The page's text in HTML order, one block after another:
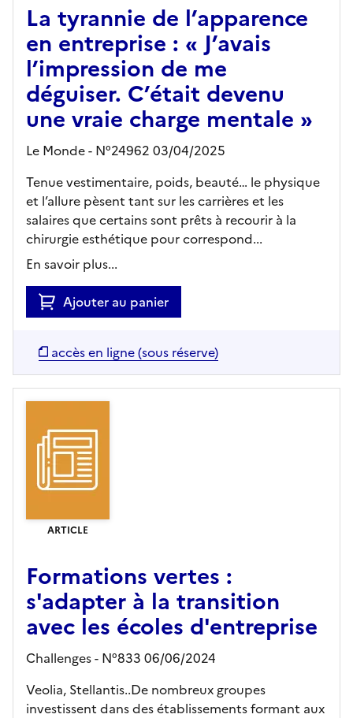
La tyrannie de l’apparence
en entreprise : « J’avais
l’impression de me
déguiser. C’était devenu
une vraie charge mentale »
Le Monde - N°24962 03/04/2025
Tenue vestimentaire, poids, beauté… le physique
et l’allure pèsent tant sur les carrières et les
salaires que certains sont prêts à recourir à la
chirurgie esthétique pour correspond...
En savoir plus...
Ajouter au panier
accès en ligne (sous réserve)
ARTICLE
Formations vertes :
s'adapter à la transition
avec les écoles d'entreprise
Challenges - N°833 06/06/2024
Veolia, Stellantis..De nombreux groupes
investissent dans des établissements formant aux